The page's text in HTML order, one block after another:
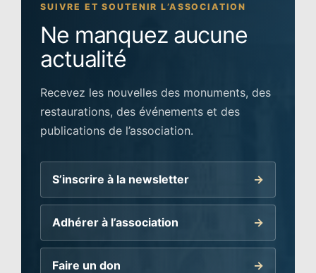
SUIVRE ET SOUTENIR L’ASSOCIATION
Ne manquez aucune
actualité
Recevez les nouvelles des monuments, des
restaurations, des événements et des
publications de l’association.
S’inscrire à la newsletter
Adhérer à l’association
Faire un don